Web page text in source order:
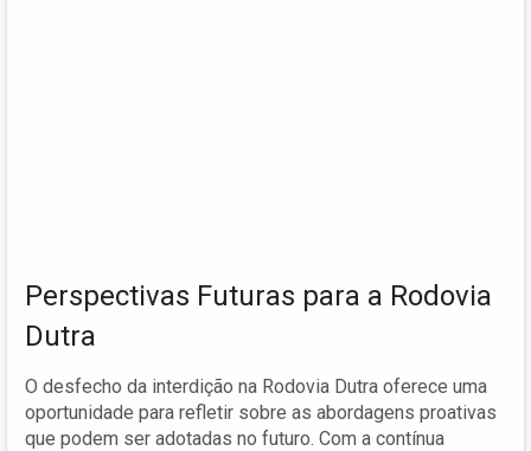
Perspectivas Futuras para a Rodovia
Dutra
O desfecho da interdição na Rodovia Dutra oferece uma
oportunidade para refletir sobre as abordagens proativas
que podem ser adotadas no futuro. Com a contínua